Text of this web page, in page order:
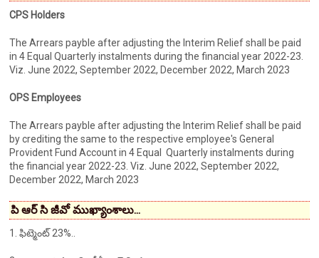
CPS Holders
The Arrears payble after adjusting the Interim Relief shall be paid
in 4 Equal Quarterly instalments during the financial year 2022-23.
Viz. June 2022, September 2022, December 2022, March 2023
OPS Employees
The Arrears payble after adjusting the Interim Relief shall be paid
by crediting the same to the respective employee's General
Provident Fund Account in 4 Equal Quarterly instalments during
the financial year 2022-23. Viz. June 2022, September 2022,
December 2022, March 2023
పి ఆర్ సి జీవో ముఖ్యాంశాలు...
1. ఫిట్మెంట్ 23%..